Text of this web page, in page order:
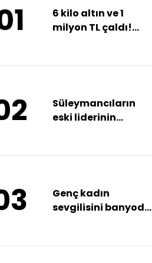
6 kilo altın ve 1
milyon TL çaldı!
Süleymancıların
eski liderinin
Genç kadın
sevgilisini banyoda